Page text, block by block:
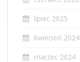
lipiec 2025
kwiecień 2024
marzec 2024